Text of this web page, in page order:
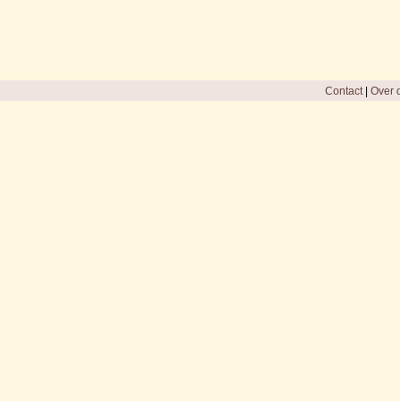
Contact| Over